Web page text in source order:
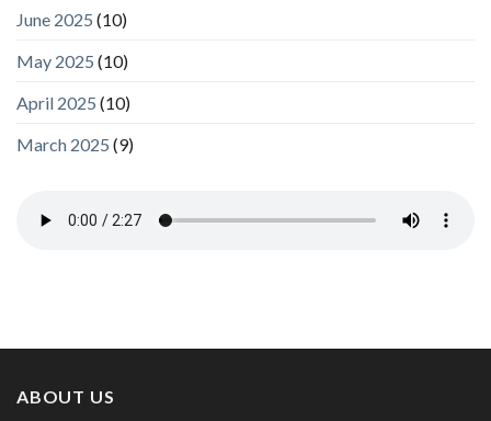
June 2025 (10)
May 2025 (10)
April 2025 (10)
March 2025 (9)
ABOUT US